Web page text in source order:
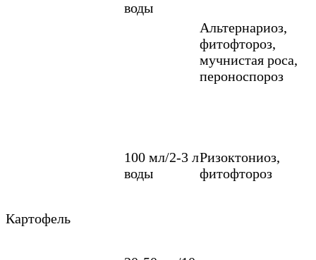
воды
Альтернариоз,
фитофтороз,
мучнистая роса,
пероноспороз
Картофель
100 мл/2-3 л
воды
Ризоктониоз,
фитофтороз